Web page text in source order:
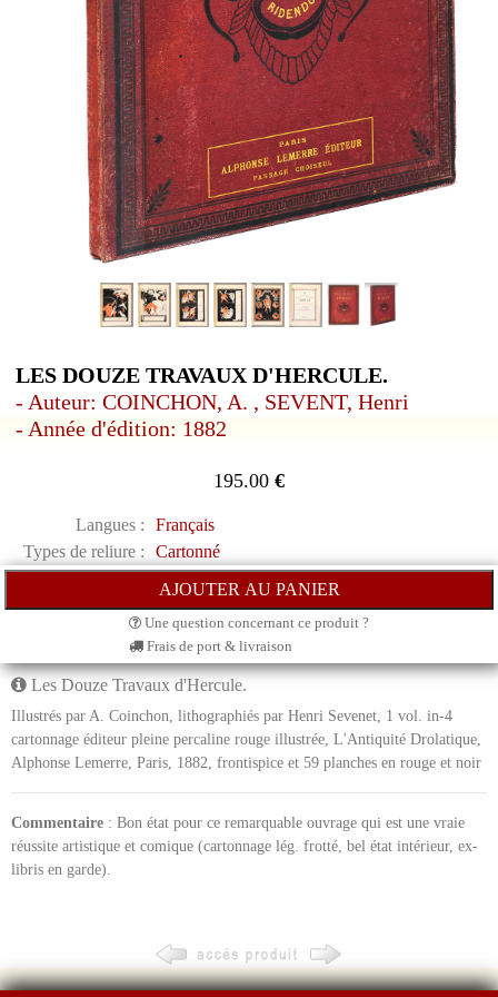
LES DOUZE TRAVAUX D'HERCULE.
- Auteur: COINCHON, A. , SEVENT, Henri
- Année d'édition: 1882
195.00 €
Langues :
Français
Types de reliure :
Cartonné
Une question concernant ce produit ?
Frais de port & livraison
Les Douze Travaux d'Hercule.
Illustrés par A. Coinchon, lithographiés par Henri Sevenet, 1 vol. in-4
cartonnage éditeur pleine percaline rouge illustrée, L'Antiquité Drolatique,
Alphonse Lemerre, Paris, 1882, frontispice et 59 planches en rouge et noir
Commentaire : Bon état pour ce remarquable ouvrage qui est une vraie
réussite artistique et comique (cartonnage lég. frotté, bel état intérieur, ex-
libris en garde).